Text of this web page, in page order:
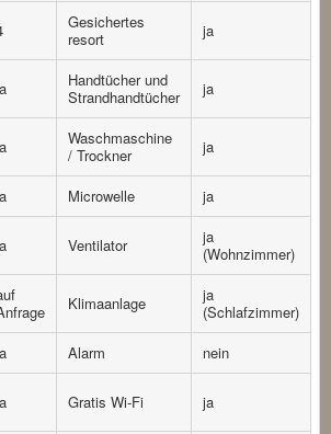
Gesichertes
resort
ja
Handtücher und
Strandhandtücher
ja
Waschmaschine
/ Trockner
ja
Microwelle ja
Ventilator
ja
(Wohnzimmer)
Klimaanlage
ja
(Schlafzimmer)
Alarm
nein
Gratis Wi-Fi ja